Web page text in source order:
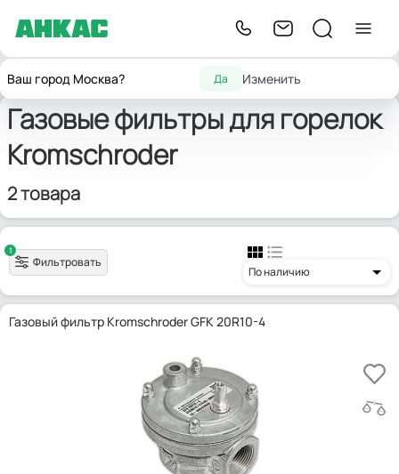
Ваш город Москва? Да Изменить
Главнаягорелок
для горелок
Газовые фильтры для горелок
Kromschroder
2 товара
1
Фильтровать
По наличию
Газовый фильтр Kromschroder GFK 20R10-4